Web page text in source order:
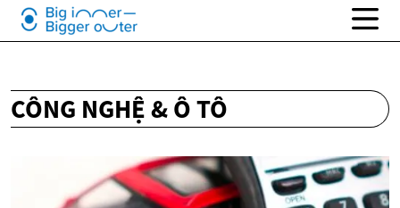
CÔNG NGHỆ & Ô TÔ